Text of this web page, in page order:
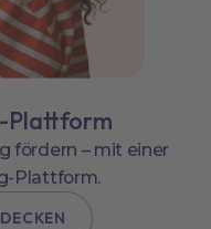
Plattform
fördern – mit einer
Plattform.